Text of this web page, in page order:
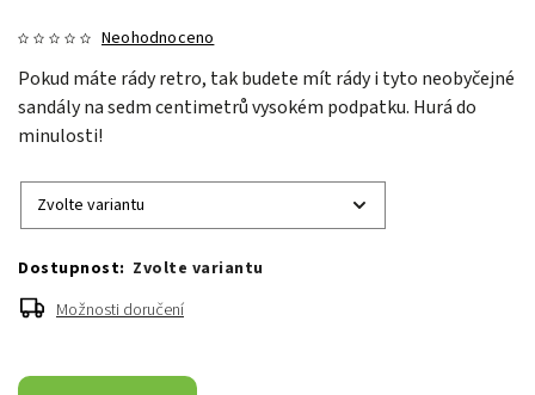
Neohodnoceno
Pokud máte rády retro, tak budete mít rády i tyto neobyčejné
sandály na sedm centimetrů vysokém podpatku. Hurá do
minulosti!
Zvolte variantu
Možnosti doručení